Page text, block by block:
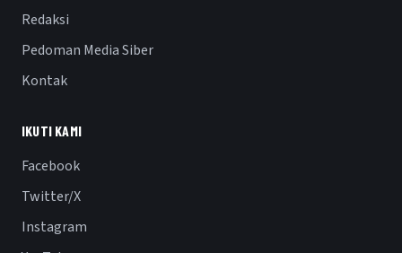
Redaksi
Pedoman Media Siber
Kontak
IKUTI KAMI
Facebook
Twitter/X
Instagram